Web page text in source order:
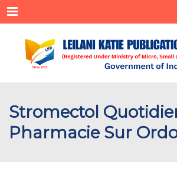
Menu
Stromectol
Pharmacie Sur